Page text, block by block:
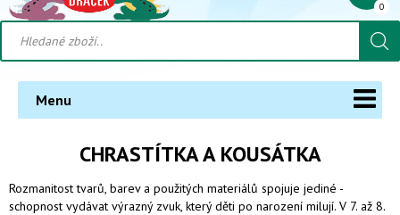
0
Menu
CHRASTÍTKA A KOUSÁTKA
Rozmanitost tvarů, barev a použitých materiálů spojuje jediné -
schopnost vydávat výrazný zvuk, který děti po narození milují. V 7. až 8.